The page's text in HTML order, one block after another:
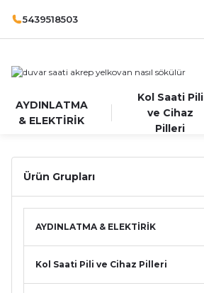
5439518503
AYDINLATMA
& ELEKTİRİK
Kol Saati Pili
ve Cihaz
Pilleri
Ürün Grupları
AYDINLATMA & ELEKTİRİK
Kol Saati Pili ve Cihaz Pilleri